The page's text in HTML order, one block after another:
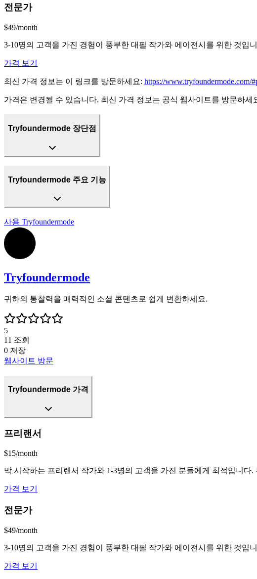
전문가
$49/month
3-10명의 고객을 가진 경험이 풍부한 대필 작가와 에이전시를 위한 것입
가격 보기
최신 가격 정보는 이 링크를 방문하세요: https://www.tryfoundermode.com/
가격은 변경될 수 있습니다. 최신 가격 정보는 공식 웹사이트를 방문하세
Tryfoundermode 장단점
Tryfoundermode 주요 기능
사용 Tryfoundermode
Tryfoundermode
귀하의 통찰력을 매력적인 소셜 콘텐츠로 쉽게 변환하세요.
5
11 조회
0 저장
웹사이트 방문
Tryfoundermode 가격
프리랜서
$15/month
막 시작하는 프리랜서 작가와 1-3명의 고객을 가진 분들에게 최적입니
가격 보기
전문가
$49/month
3-10명의 고객을 가진 경험이 풍부한 대필 작가와 에이전시를 위한 것입
가격 보기